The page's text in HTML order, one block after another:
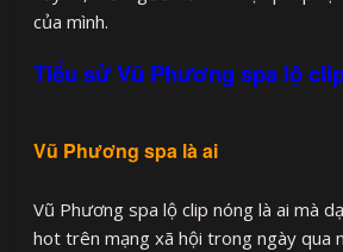
của mình.
Tiểu sử Vũ Phương spa lộ
Vũ Phương spa là ai
Vũ Phương spa lộ clip nóng là ai mà
hot trên mạng xã hội trong ngày qua